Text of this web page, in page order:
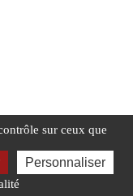
sur ceux que
Personnaliser